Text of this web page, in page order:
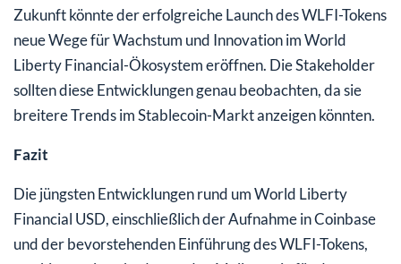
Zukunft könnte der erfolgreiche Launch des WLFI-Tokens
neue Wege für Wachstum und Innovation im World
Liberty Financial-Ökosystem eröffnen. Die Stakeholder
sollten diese Entwicklungen genau beobachten, da sie
breitere Trends im Stablecoin-Markt anzeigen könnten.
Fazit
Die jüngsten Entwicklungen rund um World Liberty
Financial USD, einschließlich der Aufnahme in Coinbase
und der bevorstehenden Einführung des WLFI-Tokens,